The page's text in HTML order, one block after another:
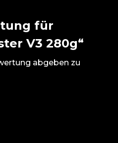
für
V3 280g“
abgeben zu